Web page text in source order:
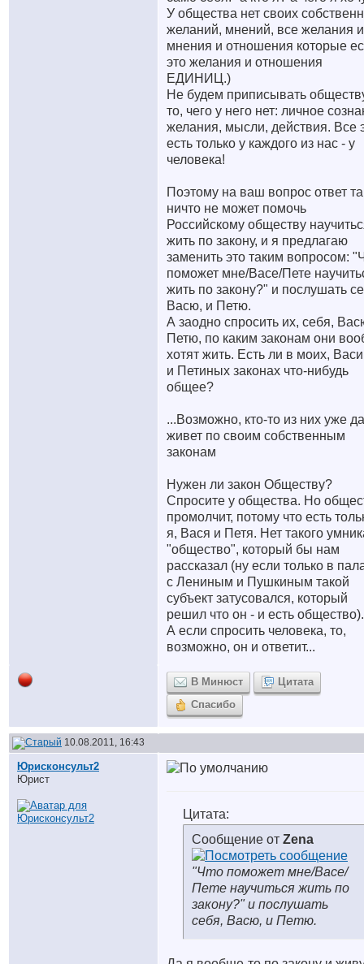
У общества нет своих
желаний, мнений, все желания и
мнения и отношения которые
это желания и отношения
ЕДИНИЦ.)
Не будем приписывать
то, чего у него нет: личное
желания, мысли, действия. Все
есть только у каждого из нас - у
человека!
Поэтому на ваш вопрос ответ
ничто не может помочь
Российскому обществу
жить по закону, и я предлагаю
заменить это таким вопросом:
поможет мне/Васе/Пете
жить по закону?" и послушать
Васю, и Петю.
А заодно спросить их, себя,
Петю, по каким законам они
хотят жить. Есть ли в моих,
и Петиных законах что-нибудь
общее?
...Возможно, кто-то из них уже
живет по своим собственным
законам
Нужен ли закон Обществу?
Спросите у общества. Но
промолчит, потому что есть
я, Вася и Петя. Нет такого
"общество", который бы нам
рассказал (ну если только в
с Лениным и Пушкиным такой
субъект затусовался, который
решил что он - и есть общество).
А если спросить человека, то,
возможно, он и ответит...
В Минюст
Цитата
Спасибо
10.08.2011, 16:43
Юрисконсульт2
Юрист
Цитата:
Сообщение от Zena
"Что поможет мне/Васе/
Пете научиться жить по
закону?" и послушать
себя, Васю, и Петю.